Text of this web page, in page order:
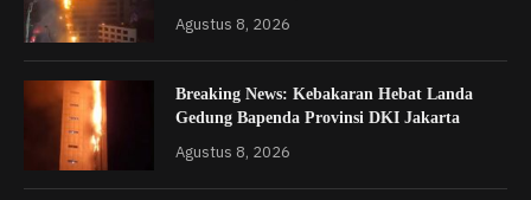
Agustus 8, 2026
Breaking News: Kebakaran Hebat Landa
Gedung Bapenda Provinsi DKI Jakarta
Agustus 8, 2026